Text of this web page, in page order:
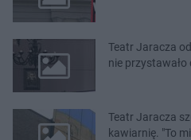
Teatr Jaracza
nie przystawało
Teatr Jaracza
kawiarnię. "To